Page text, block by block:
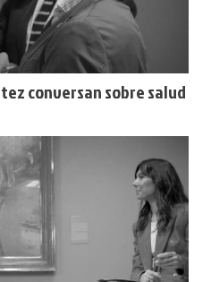
conversan sobre salud